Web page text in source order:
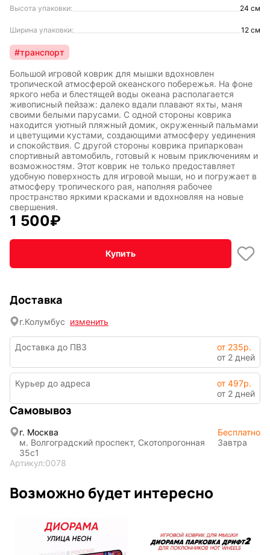
Высота упаковки: 24 см
Ширина упаковки: 12 см
#транспорт
Большой игровой коврик для мышки вдохновлен
тропической атмосферой океанского побережья. На фоне
яркого неба и блестящей воды океана располагается
живописный пейзаж: далеко вдали плавают яхты, маня
своими белыми парусами. С одной стороны коврика
находится уютный пляжный домик, окруженный пальмами
и цветущими кустами, создающими атмосферу уединения
и спокойствия. С другой стороны коврика припаркован
спортивный автомобиль, готовый к новым приключениям и
возможностям. Этот коврик не только предоставляет
удобную поверхность для игровой мыши, но и погружает в
атмосферу тропического рая, наполняя рабочее
пространство яркими красками и вдохновляя на новые
свершения.
1 500₽
Купить
Доставка
г.Колумбус изменить
Доставка до ПВЗ
от 235р.
от 2 дней
Курьер до адреса
от 497р.
от 2 дней
Самовывоз
г. Москва
м. Волгоградский проспект, Скотопрогонная
35с1
Бесплатно
Завтра
Артикул:0078
Возможно будет интересно
года
Горячие
клавиши
Карташева